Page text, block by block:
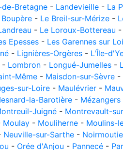
Bretagne - Landevieille - La
Boupère - Le Breil-sur-Mérize -
- Le Loroux-Bottereau
Epesses - Les Garennes sur
- Lignières-Orgères - L'Île-
- Lombron - Longué-Jumelles -
Même - Maisdon-sur-Sèvre -
sur-Loire - Maulévrier -
la-Barotière - Mézangers
Juigné - Montrevault-
Moulay - Mouliherne - Moulins-
Neuville-sur-Sarthe -
- Orée d'Anjou - Pannecé -